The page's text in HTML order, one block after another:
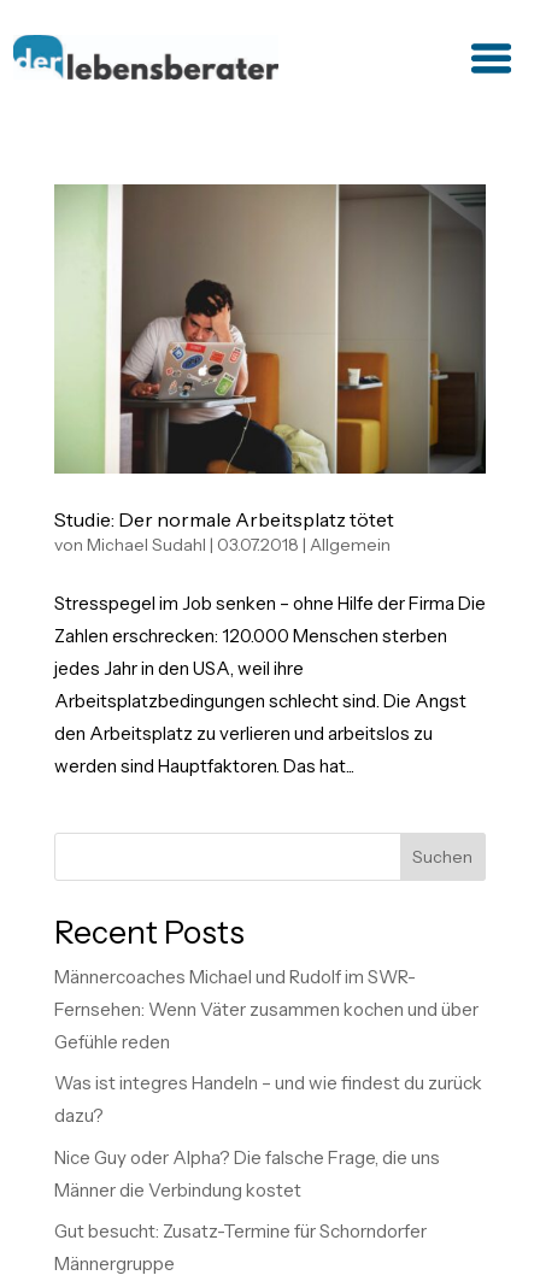
Studie: Der normale Arbeitsplatz tötet
von Michael Sudahl | 03.07.2018 | Allgemein
Stresspegel im Job senken – ohne Hilfe der Firma Die
Zahlen erschrecken: 120.000 Menschen sterben
jedes Jahr in den USA, weil ihre
Arbeitsplatzbedingungen schlecht sind. Die Angst
den Arbeitsplatz zu verlieren und arbeitslos zu
werden sind Hauptfaktoren. Das hat...
Suchen
Recent Posts
Männercoaches Michael und Rudolf im SWR-
Fernsehen: Wenn Väter zusammen kochen und über
Gefühle reden
Was ist integres Handeln – und wie findest du zurück
dazu?
Nice Guy oder Alpha? Die falsche Frage, die uns
Männer die Verbindung kostet
Gut besucht: Zusatz-Termine für Schorndorfer
Männergruppe